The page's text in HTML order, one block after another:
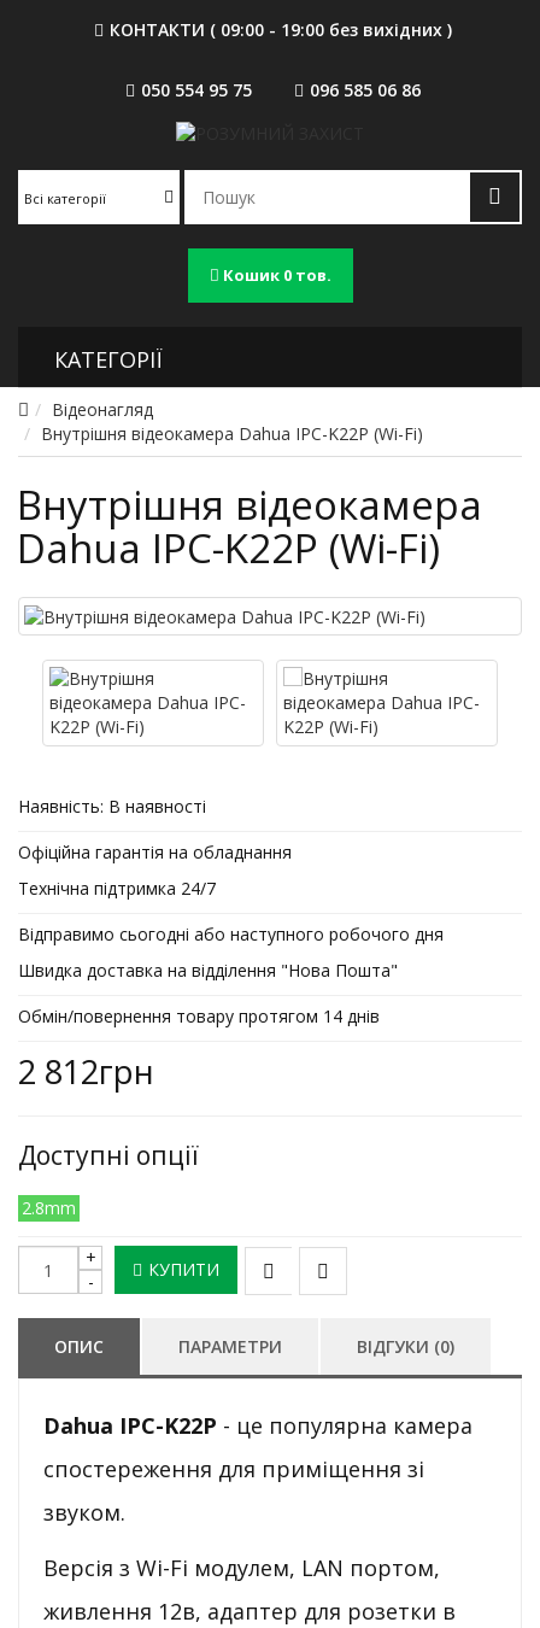
КОНТАКТИ ( 09:00 - 19:00 без вихідних )
050 554 95 75 096 585 06 86
Всі категорії
Кошик0 тов.
КАТЕГОРІЇ
Відеонагляд
Внутрішня відеокамера Dahua IPC-K22P (Wi-Fi)
Внутрішня відеокамера
Dahua IPC-K22P (Wi-Fi)
Наявність: В наявності
Офіційна гарантія на обладнання
Технічна підтримка 24/7
Відправимо сьогодні або наступного робочого дня
Швидка доставка на відділення "Нова Пошта"
Обмін/повернення товару протягом 14 днів
2 812грн
Доступні опції
2.8mm
КУПИТИ
ОПИС ПАРАМЕТРИ ВІДГУКИ (0)
Dahua IPC-K22P - це популярна камера
спостереження для приміщення зі
звуком.
Версія з Wi-Fi модулем, LAN портом,
живлення 12в, адаптер для розетки в